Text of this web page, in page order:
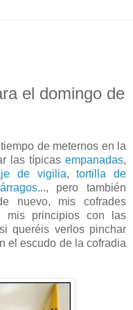
el domingo de
de meternos en la
las típicas empanadas,
de vigilia,tortilla de
..., pero también
nuevo, mis cofrades
principios con las
queréis verlos pinchar
el escudo de la cofradia